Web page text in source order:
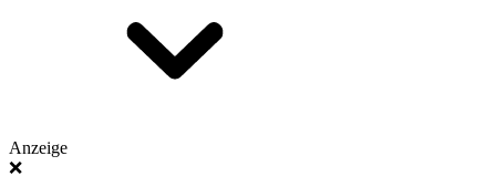
Anzeige
❌